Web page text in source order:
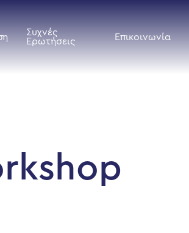
Συχνές
Ερωτήσεις
Επικοινωνία